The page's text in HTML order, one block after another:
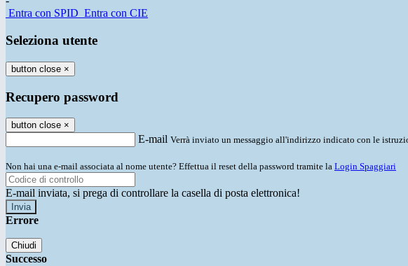
Entra con SPID Entra con CIE
Seleziona utente
button close ×
Recupero password
button close ×
E-mail Verrà inviato un messaggio all'indirizzo indicato con le
Non hai una e-mail associata al nome utente? Effettua il reset della password tramite la Login Spaggiari
E-mail inviata, si prega di controllare la casella di posta elettronica!
Errore
Chiudi
Successo